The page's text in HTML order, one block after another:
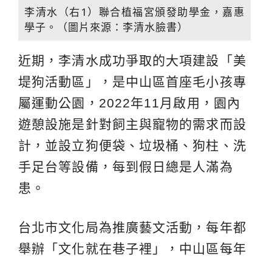
李清水（右1）聯合植福宮頒發助學金，嘉惠
學子。（圖片來源：李清水臉書）
近期，李清水成功爭取的大項建設「美
堤狗活動區」，是中山區首座毛小孩專
屬運動公園，2022年11月啟用，園內
遊憩設施是針對飼主與寵物的需求而設
計，並設立狗便袋、垃圾桶、狗柱、洗
手足台等設備，每到假日總是人滿為
患。
台北市文化局為推廣藝文活動，每年都
舉辦「文化就在巷子裡」，中山區每年